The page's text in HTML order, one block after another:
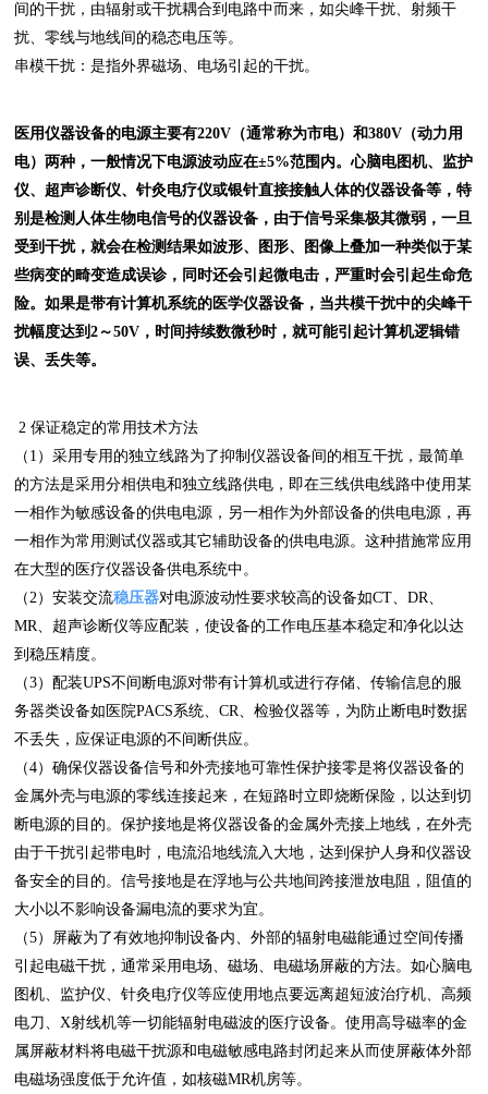
间的干扰，由辐射或干扰耦合到电路中而来，如尖峰干扰、射频干
扰、零线与地线间的稳态电压等。
串模干扰：是指外界磁场、电场引起的干扰。
医用仪器设备的电源主要有220V（通常称为市电）和380V（动力用
电）两种，一般情况下电源波动应在±5%范围内。心脑电图机、监护
仪、超声诊断仪、针灸电疗仪或银针直接接触人体的仪器设备等，特
别是检测人体生物电信号的仪器设备，由于信号采集极其微弱，一旦
受到干扰，就会在检测结果如波形、图形、图像上叠加一种类似于某
些病变的畸变造成误诊，同时还会引起微电击，严重时会引起生命危
险。如果是带有计算机系统的医学仪器设备，当共模干扰中的尖峰干
扰幅度达到2～50V，时间持续数微秒时，就可能引起计算机逻辑错
误、丢失等。
2 保证稳定的常用技术方法
（1）采用专用的独立线路为了抑制仪器设备间的相互干扰，最简单
的方法是采用分相供电和独立线路供电，即在三线供电线路中使用某
一相作为敏感设备的供电电源，另一相作为外部设备的供电电源，再
一相作为常用测试仪器或其它辅助设备的供电电源。这种措施常应用
在大型的医疗仪器设备供电系统中。
（2）安装交流稳压器对电源波动性要求较高的设备如CT、DR、
MR、超声诊断仪等应配装，使设备的工作电压基本稳定和净化以达
到稳压精度。
（3）配装UPS不间断电源对带有计算机或进行存储、传输信息的服
务器类设备如医院PACS系统、CR、检验仪器等，为防止断电时数据
不丢失，应保证电源的不间断供应。
（4）确保仪器设备信号和外壳接地可靠性保护接零是将仪器设备的
金属外壳与电源的零线连接起来，在短路时立即烧断保险，以达到切
断电源的目的。保护接地是将仪器设备的金属外壳接上地线，在外壳
由于干扰引起带电时，电流沿地线流入大地，达到保护人身和仪器设
备安全的目的。信号接地是在浮地与公共地间跨接泄放电阻，阻值的
大小以不影响设备漏电流的要求为宜。
（5）屏蔽为了有效地抑制设备内、外部的辐射电磁能通过空间传播
引起电磁干扰，通常采用电场、磁场、电磁场屏蔽的方法。如心脑电
图机、监护仪、针灸电疗仪等应使用地点要远离超短波治疗机、高频
电刀、X射线机等一切能辐射电磁波的医疗设备。使用高导磁率的金
属屏蔽材料将电磁干扰源和电磁敏感电路封闭起来从而使屏蔽体外部
电磁场强度低于允许值，如核磁MR机房等。